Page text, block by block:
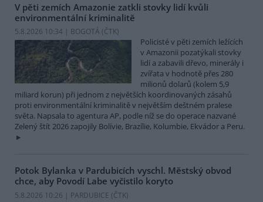
V pěti zemích Amazonie zatkli stovky lidí kvůli
environmentální kriminalitě
5.8.2026 10:34 | BOGOTÁ (ČTK)
Policisté v pěti zemích ležících
v Amazonii pozatýkali stovky
lidí a zabavili dřevo, minerály i
zvířata v hodnotě přes 280
milionů dolarů (kolem 5,9
miliard korun) při jednom z největších koordinovaných zásahů
proti environmentální kriminalitě v největším deštném pralese
světa. Napsala to agentura AP, podle níž se do operace nazvané
Zelený štít 2026 zapojily Bolívie, Brazílie, Kolumbie, Ekvádor a Peru.
Potok Bylanka v Pardubicích vyschl. Městský obvod
chce, aby Povodí Labe vyčistilo koryto
5.8.2026 10:26 | PARDUBICE (ČTK)